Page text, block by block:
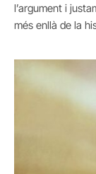
l’argument i
més enllà de la